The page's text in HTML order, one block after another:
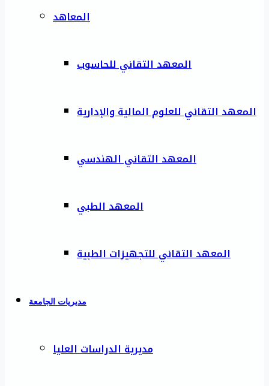
المعاهد
المعهد التقاني للحاسوب
المعهد التقاني للعلوم المالية والإدارية
المعهد التقاني الهندسي
المعهد الطبي
المعهد التقاني للتجهيزات الطبية
مديريات الجامعة
مديرية الدراسات العليا